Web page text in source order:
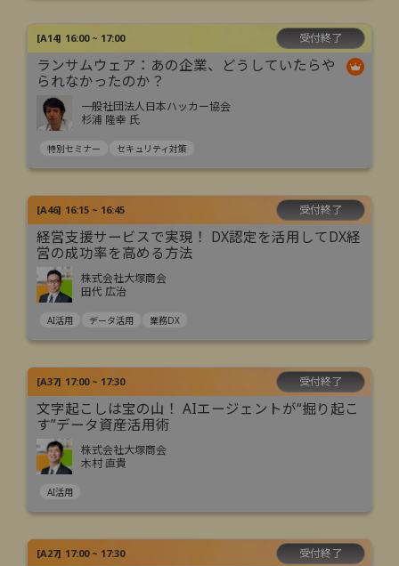
[A14] 16:00 ~ 17:00 受付終了
ランサムウェア：あの企業、どうしていたらや
られなかったのか？
一般社団法人日本ハッカー協会
杉浦 隆幸 氏
特別セミナー セキュリティ対策
[A46] 16:15 ~ 16:45 受付終了
経営支援サービスで実現！ DX認定を活用してDX経
営の成功率を高める方法
株式会社大塚商会
田代 広治
AI活用 データ活用 業務DX
[A37] 17:00 ~ 17:30 受付終了
文字起こしは宝の山！ AIエージェントが“掘り起こ
す”データ資産活用術
株式会社大塚商会
木村 直貴
AI活用
[A27] 17:00 ~ 17:30 受付終了